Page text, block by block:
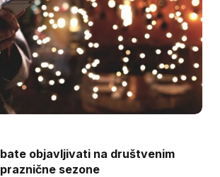
objavljivati na društvenim
sezone